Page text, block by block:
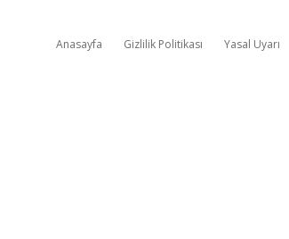
Anasayfa Gizlilik Politikası Yasal Uyarı